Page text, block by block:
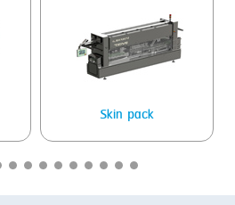
Skin pack